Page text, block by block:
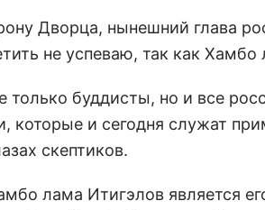
Дворца, нынешний глава
не успеваю, так как Хамбо
буддисты, но и все
которые и сегодня служат
скептиков.
лама Итигэлов является